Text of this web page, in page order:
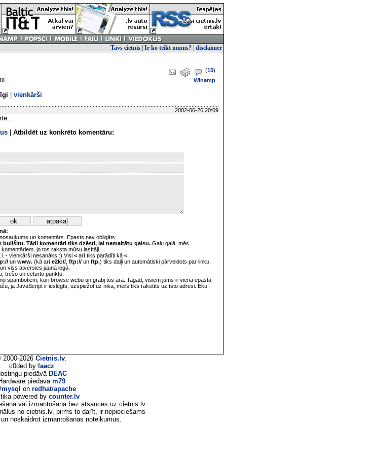
Tavs cietnis Ir ko teikt mums? disclaimer
(15)
Winamp
vienkārši
2002-06-26 20:09
Atbildēt uz konkrēto komentāru:
un komentārs. Epasts nav obligāts.
bullšitu. Tādi komentāri tiks dzēsti, lai nemaitātu gaisu. Galu galā, mēs
jo tos raksta mūsu lasītāji.
- vienkārši nesanāks :) Visi < arī tiks parādīti kā <
un www. (kā arī e2k:// ftp:// un ftp.) tiks daiļi un automātiski pārveidots par linku,
viss atvērsies jaunā logā.
trešo un ceturto punktu.
spambotiem, kuri browsē webu un grābj tos ārā. Tagad, visiem jums ir viena epasta
ja JavaScript ir ieslēgts, uzspiežot uz nika, meils tiks rakstīts uz īsto adresi. Eku
2000-2026 Cietnis.lv.
c0ded by laacz
piedāvā DEAC
piedāvā m79
mysql on redhat/apache
powered by counter.lv
vai izmantošana bez atsauces uz cietnis.lv
no cietnis.lv, pirms to darīt, ir nepieciešams
noskaidrot izmantošanas noteikumus.